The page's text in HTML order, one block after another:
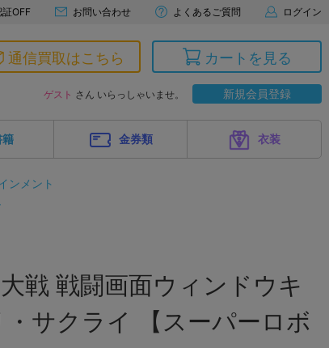
OFF お問い合わせ よくあるご質問 ログイン
通信買取はこちら カートを見る
ゲスト さん いらっしゃいませ。 新規会員登録
籍 金券類 衣装
ンメント
戦 戦闘画面ウィンドウキ
サクライ 【スーパーロボ